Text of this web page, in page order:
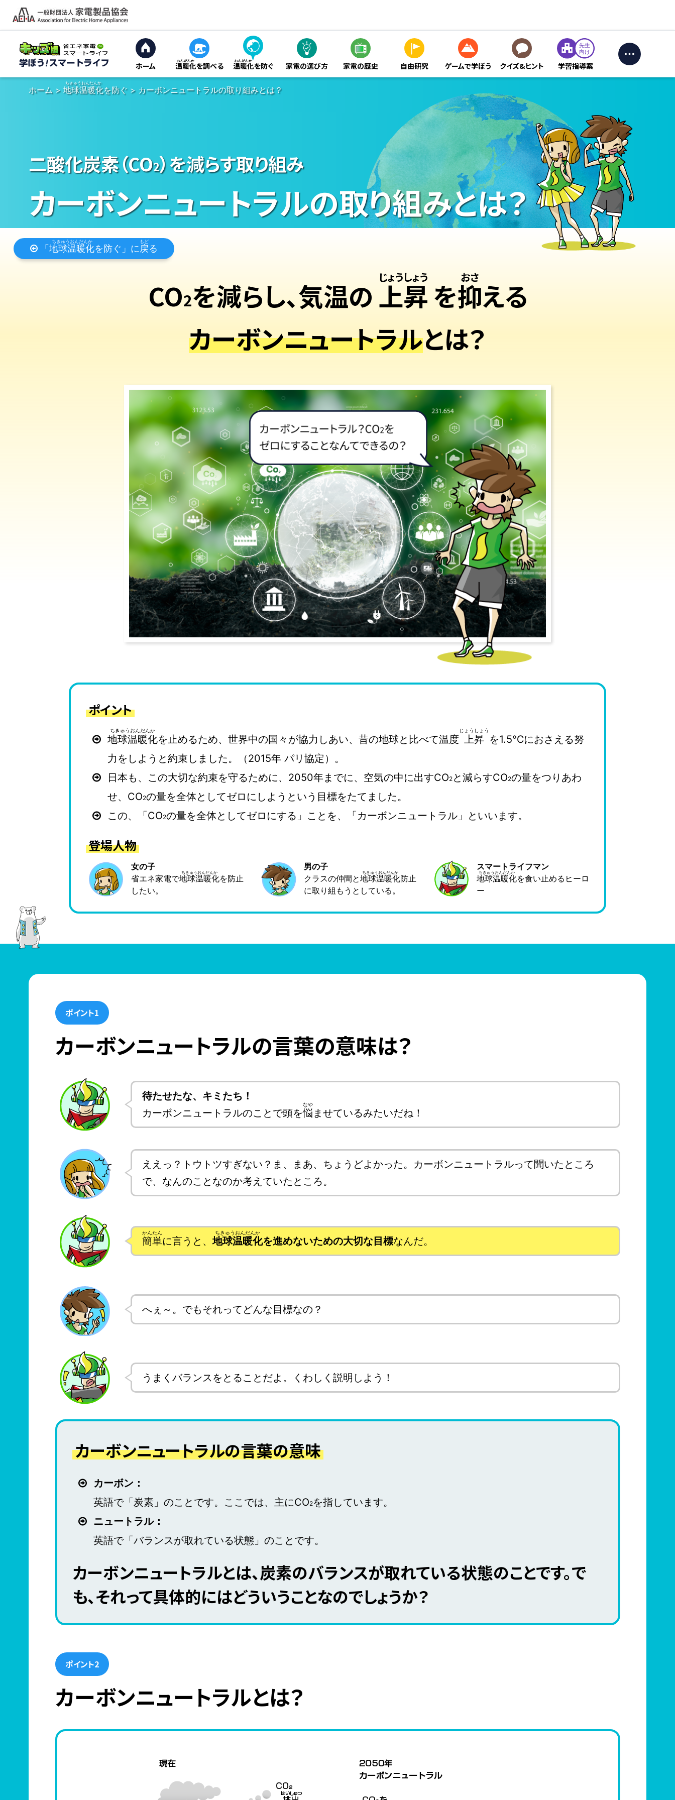
ホーム 温暖化を調べる 温暖化を防ぐ 家電の選び方 家電の歴史 自由研究 ゲームで学ぼう クイズ&ヒント 学習指導案
ホーム > 地球温暖化を防ぐ > カーボンニュートラルの取り組みとは？
二酸化炭素（CO2）を減らす取り組み
カーボンニュートラルの取り組みとは？
「 地球温暖化を防ぐ」に戻る
CO2を減らし、気温の 上昇を抑える
カーボンニュートラルとは？
ポイント
地球温暖化を止めるため、世界中の国々が協力しあい、昔の地球と比べて温度 上昇 を1.5℃におさえる努
力をしようと約束しました。（2015年 パリ協定）。
日本も、この大切な約束を守るために、2050年までに、空気の中に出すCO2と減らすCO2の量をつりあわ
せ、CO2の量を全体としてゼロにしようという目標をたてました。
この、「CO2の量を全体としてゼロにする」ことを、「カーボンニュートラル」といいます。
登場人物
女の子
省エネ家電で地球温暖化を防止
したい。
男の子
クラスの仲間と地球温暖化防止
に取り組もうとしている。
スマートライフマン
地球温暖化を食い止めるヒーロ
ー
ポイント1
カーボンニュートラルの言葉の意味は？
待たせたな、キミたち！
カーボンニュートラルのことで頭を悩ませているみたいだね！
ええっ？トウトツすぎない？ま、まあ、ちょうどよかった。カーボンニュートラルって聞いたところ
で、なんのことなのか考えていたところ。
簡単に言うと、地球温暖化を進めないための大切な目標なんだ。
へぇ～。でもそれってどんな目標なの？
うまくバランスをとることだよ。くわしく説明しよう！
カーボンニュートラルの言葉の意味
カーボン：
英語で「炭素」のことです。ここでは、主にCO2を指しています。
ニュートラル：
英語で「バランスが取れている状態」のことです。
カーボンニュートラルとは、炭素のバランスが取れている状態のことです。で
も、それって具体的にはどういうことなのでしょうか？
ポイント2
カーボンニュートラルとは？